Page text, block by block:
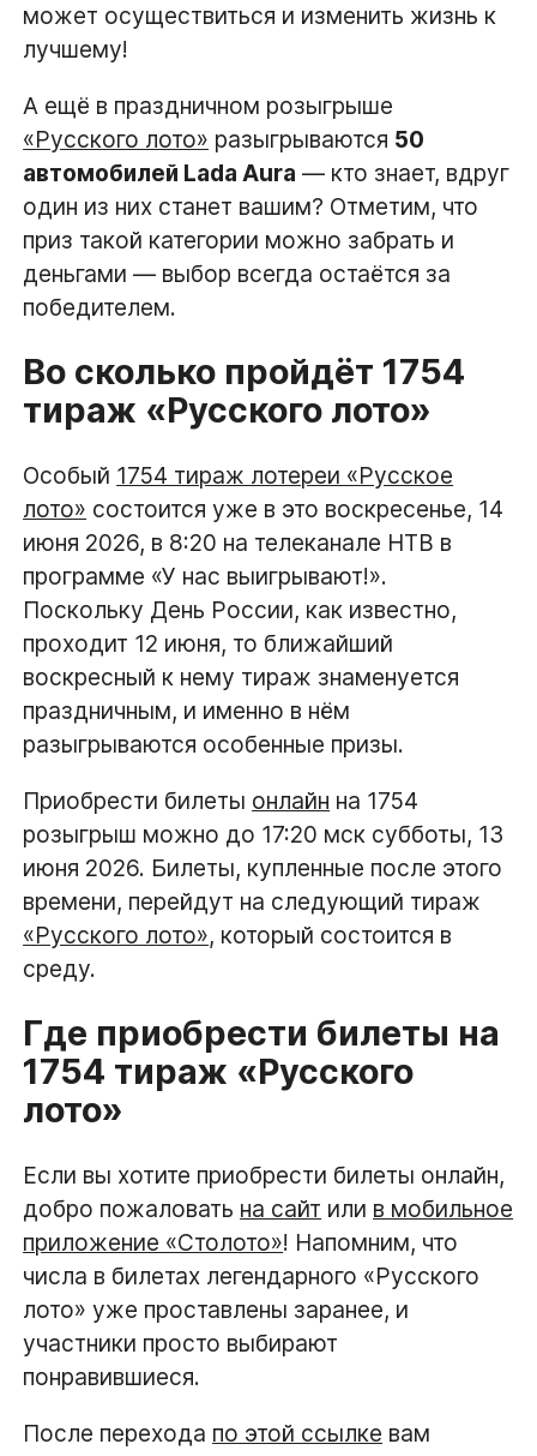
может осуществиться и изменить жизнь к
лучшему!
А ещё в праздничном розыгрыше
«Русского лото» разыгрываются 50
автомобилей Lada Aura — кто знает, вдруг
один из них станет вашим? Отметим, что
приз такой категории можно забрать и
деньгами — выбор всегда остаётся за
победителем.
Во сколько пройдёт 1754
тираж «Русского лото»
Особый 1754 тираж лотереи «Русское
лото» состоится уже в это воскресенье, 14
июня 2026, в 8:20 на телеканале НТВ в
программе «У нас выигрывают!».
Поскольку День России, как известно,
проходит 12 июня, то ближайший
воскресный к нему тираж знаменуется
праздничным, и именно в нём
разыгрываются особенные призы.
Приобрести билеты онлайн на 1754
розыгрыш можно до 17:20 мск субботы, 13
июня 2026. Билеты, купленные после этого
времени, перейдут на следующий тираж
«Русского лото», который состоится в
среду.
Где приобрести билеты на
1754 тираж «Русского
лото»
Если вы хотите приобрести билеты онлайн,
добро пожаловать на сайт или в мобильное
приложение «Столото»! Напомним, что
числа в билетах легендарного «Русского
лото» уже проставлены заранее, и
участники просто выбирают
понравившиеся.
После перехода по этой ссылке вам